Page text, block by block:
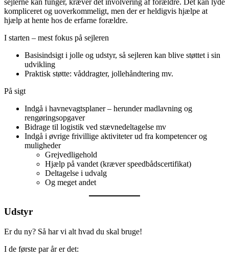
sejlerne kan funger, kræver det involvering af forældre. Det kan lyde
kompliceret og uoverkommeligt, men der er heldigvis hjælpe at
hjælp at hente hos de erfarne forældre.
I starten – mest fokus på sejleren
Basisindsigt i jolle og udstyr, så sejleren kan blive støttet i sin
udvikling
Praktisk støtte: våddragter, jollehåndtering mv.
På sigt
Indgå i havnevagtsplaner – herunder madlavning og
rengøringsopgaver
Bidrage til logistik ved stævnedeltagelse mv
Indgå i øvrige frivillige aktiviteter ud fra kompetencer og
muligheder
Grejvedligehold
Hjælp på vandet (kræver speedbådscertifikat)
Deltagelse i udvalg
Og meget andet
Udstyr
Er du ny? Så har vi alt hvad du skal bruge!
I de første par år er det: